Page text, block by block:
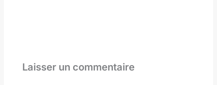
Laisser un commentaire